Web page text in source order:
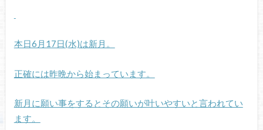
本日6月17日(水)は新月。
正確には昨晩から始まっています。
新月に願い事をするとその願いが叶いやすいと言われてい
ます。